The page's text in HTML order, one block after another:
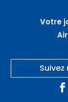
Votre